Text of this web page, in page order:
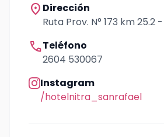
location_on Dirección
Ruta Prov. N° 173 km 25.2
callTeléfono
2604 530067
Instagram
/hotelnitra_sanrafael